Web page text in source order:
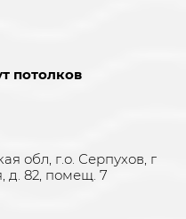
потолков
обл, г.о. Серпухов, г
д. 82, помещ. 7